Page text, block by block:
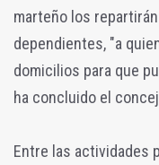
marteño los
dependientes, "a
domicilios para que
ha concluido el
Entre las actividades